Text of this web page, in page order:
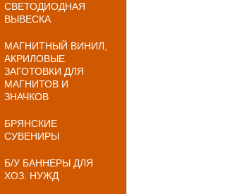
СВЕТОДИОДНАЯ
ВЫВЕСКА
МАГНИТНЫЙ ВИНИЛ,
АКРИЛОВЫЕ
ЗАГОТОВКИ ДЛЯ
МАГНИТОВ И
ЗНАЧКОВ
БРЯНСКИЕ
СУВЕНИРЫ
Б/У БАННЕРЫ ДЛЯ
ХОЗ. НУЖД